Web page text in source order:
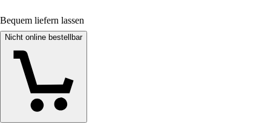
Bequem liefern lassen
Nicht online bestellbar